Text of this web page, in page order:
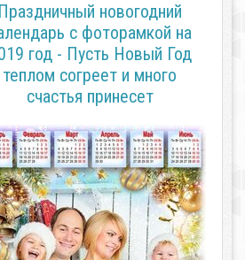
Праздничный новогодний
с фоторамкой на
год - Пусть Новый Год
теплом согреет и много
счастья принесет